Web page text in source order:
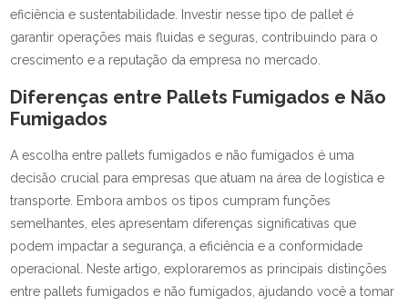
eficiência e sustentabilidade. Investir nesse tipo de pallet é
garantir operações mais fluidas e seguras, contribuindo para o
crescimento e a reputação da empresa no mercado.
Diferenças entre Pallets Fumigados e Não
Fumigados
A escolha entre pallets fumigados e não fumigados é uma
decisão crucial para empresas que atuam na área de logística e
transporte. Embora ambos os tipos cumpram funções
semelhantes, eles apresentam diferenças significativas que
podem impactar a segurança, a eficiência e a conformidade
operacional. Neste artigo, exploraremos as principais distinções
entre pallets fumigados e não fumigados, ajudando você a tomar